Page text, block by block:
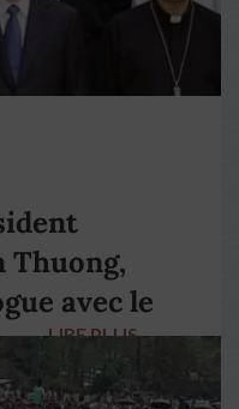
Thuong,
avec le
LIRE PLUS →